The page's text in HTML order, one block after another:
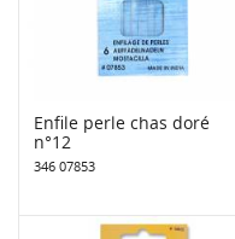
Enfile perle chas doré
n°12
346 07853